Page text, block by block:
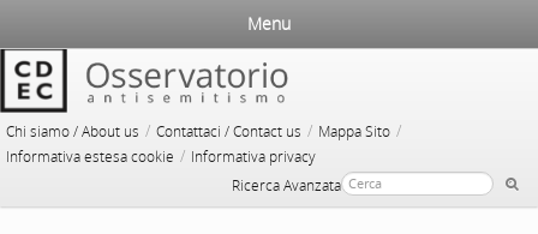
Chi siamo / About us / Contattaci / Contact us / Mappa Sito /
Informativa estesa cookie / Informativa privacy
Ricerca Avanzata
Menu